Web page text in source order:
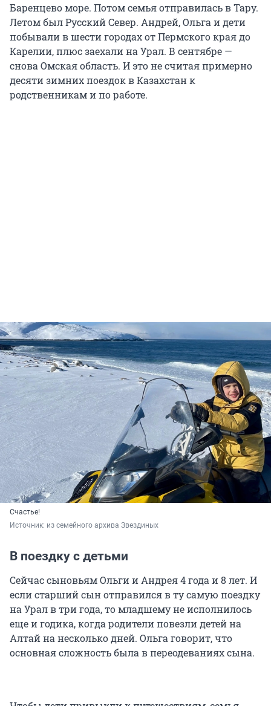
Баренцево море. Потом семья отправилась в Тару.
Летом был Русский Север. Андрей, Ольга и дети
побывали в шести городах от Пермского края до
Карелии, плюс заехали на Урал. В сентябре —
снова Омская область. И это не считая примерно
десяти зимних поездок в Казахстан к
родственникам и по работе.
Счастье!
Источник: из семейного архива Звездиных
В поездку с детьми
Сейчас сыновьям Ольги и Андрея 4 года и 8 лет. И
если старший сын отправился в ту самую поездку
на Урал в три года, то младшему не исполнилось
еще и годика, когда родители повезли детей на
Алтай на несколько дней. Ольга говорит, что
основная сложность была в переодеваниях сына.